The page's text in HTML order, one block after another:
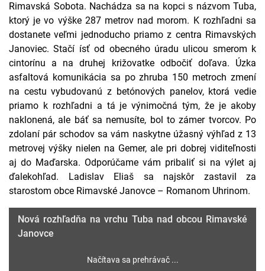
Rimavská Sobota. Nachádza sa na kopci s názvom Tuba,
ktorý je vo výške 287 metrov nad morom. K rozhľadni sa
dostanete veľmi jednoducho priamo z centra Rimavských
Janoviec. Stačí ísť od obecného úradu ulicou smerom k
cintorínu a na druhej križovatke odbočiť doľava. Úzka
asfaltová komunikácia sa po zhruba 150 metroch zmení
na cestu vybudovanú z betónových panelov, ktorá vedie
priamo k rozhľadni a tá je výnimočná tým, že je akoby
naklonená, ale báť sa nemusíte, bol to zámer tvorcov. Po
zdolaní pár schodov sa vám naskytne úžasný výhľad z 13
metrovej výšky nielen na Gemer, ale pri dobrej viditeľnosti
aj do Maďarska. Odporúčame vám pribaliť si na výlet aj
ďalekohľad. Ladislav Eliaš sa najskôr zastavil za
starostom obce Rimavské Janovce – Romanom Uhrinom.
Nová rozhľadňa na vrchu Tuba nad obcou Rimavské
Janovce